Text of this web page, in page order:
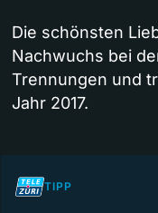
Die schönsten
Nachwuchs bei
Trennungen und
Jahr 2017.
TIPP